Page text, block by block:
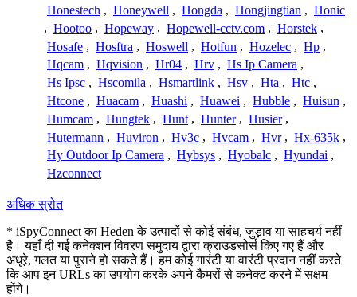
Honestech , Honeywell , Hongda , Hongjingtian , Honic
, Hootoo , Hopeway , Hopewell-cctv.com , Horstek ,
Hosafe , Hosftra , Hoswell , Hotfun , Hozelec , Hp ,
Hqcam , Hqvision , Hr04 , Hrv , Hs Ip Camera ,
Hs Ipsc , Hscomila , Hsmartlink , Hsv , Hta , Htc ,
Htcone , Huacam , Huashi , Huawei , Hubble , Huisun ,
Humcam , Hungtek , Hunt , Hunter , Husier ,
Hutermann , Huviron , Hv3c , Hvcam , Hvr , Hx-635k ,
Hy Outdoor Ip Camera , Hybsys , Hyobalc , Hyundai ,
Hzconnect
अधिक स्रोत
* iSpyConnect का Heden के उत्पादों से कोई संबंध, जुड़ाव या साहचर्य नहीं
है। यहाँ दी गई कनेक्शन विवरण समुदाय द्वारा क्राउडसोर्स किए गए हैं और
अधूरे, गलत या पुराने हो सकते हैं। हम कोई गारंटी या वारंटी प्रदान नहीं करते
कि आप इन URLs का उपयोग करके अपने कैमरों से कनेक्ट करने में सक्षम
होंगे।